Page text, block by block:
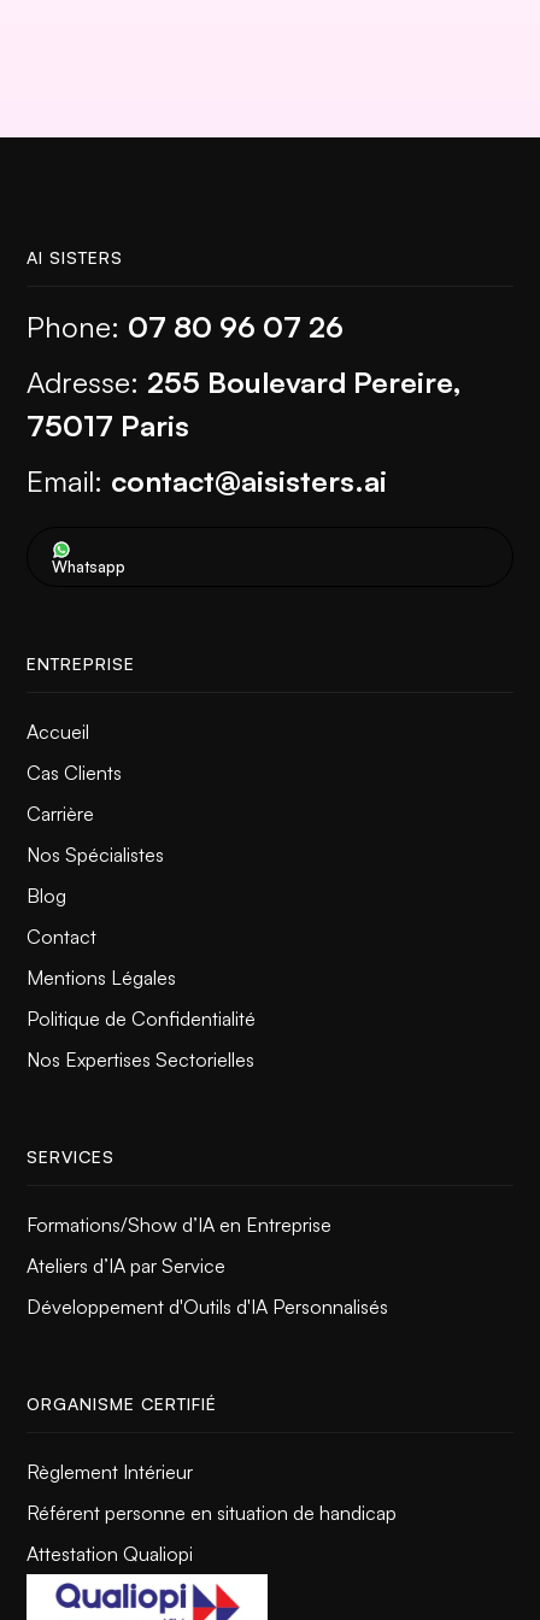
AI SISTERS
Phone: 07 80 96 07 26
Adresse: 255 Boulevard Pereire,
75017 Paris
Email: contact@aisisters.ai
Whatsapp
ENTREPRISE
Accueil
Cas Clients
Carrière
Nos Spécialistes
Blog
Contact
Mentions Légales
Politique de Confidentialité
Nos Expertises Sectorielles
SERVICES
Formations/Show d’IA en Entreprise
Ateliers d’IA par Service
Développement d'Outils d'IA Personnalisés
ORGANISME CERTIFIÉ
Règlement Intérieur
Référent personne en situation de handicap
Attestation Qualiopi